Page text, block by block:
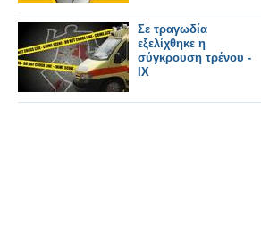
Σε τραγωδία
εξελίχθηκε η
σύγκρουση τρένου -
ΙΧ